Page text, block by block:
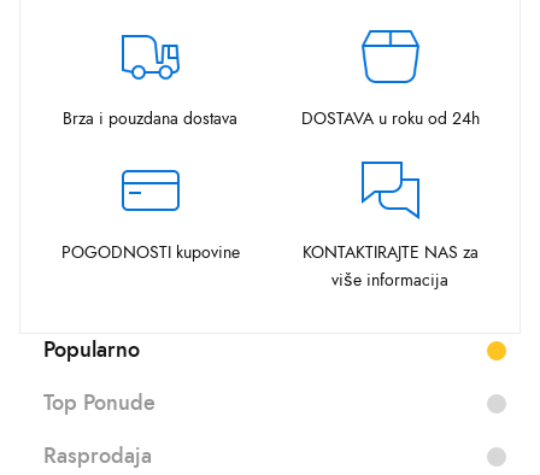
Brza i pouzdana dostava DOSTAVA u roku od 24h
POGODNOSTI kupovine
KONTAKTIRAJTE NAS za
više informacija
Popularno
Top Ponude
Rasprodaja